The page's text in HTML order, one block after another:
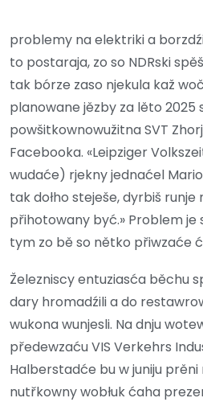
problemy na elektriki a
to postaraja, zo so NDRski
tak bórze zaso njekula kaž
planowane jězby za lěto 2025
powšitkownowužitna SVT
Facebooka. «Leipziger
wudaće) rjekny jednaćel
tak dołho steješe, dyrbiš
přihotowany być.» Problem je
tym zo bě so nětko přiwzaće
Železniscy entuziasća běchu
dary hromadźili a do
wukona wunjesli. Na dnju
předewzaću VIS Verkehrs
Halberstadće bu w juniju prěni
nutřkowny wobłuk ćaha